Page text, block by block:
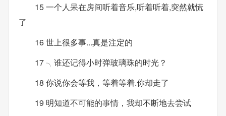
15 一个人呆在房间听着音乐,听着听着,突然就慌
了
16 世上很多事...真是注定的
17 ╮谁还记得小时弹玻璃珠的时光？
18 你说你会等我，等着等着.你却走了
19 明知道不可能的事情，我却不断地去尝试